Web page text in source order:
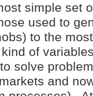
simple set
used to
to the
of
solve
and